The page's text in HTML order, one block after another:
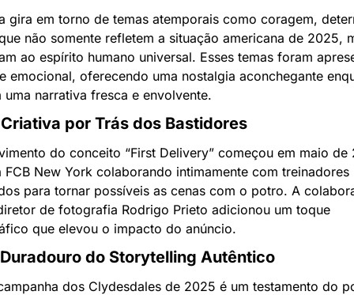
gira em torno de temas atemporais como coragem,
não somente refletem a situação americana de 2025,
ao espírito humano universal. Esses temas foram
emocional, oferecendo uma nostalgia aconchegante
uma narrativa fresca e envolvente.
por Trás dos Bastidores
do conceito “First Delivery” começou em maio de
FCB New York colaborando intimamente com treinadores
para tornar possíveis as cenas com o potro. A
de fotografia Rodrigo Prieto adicionou um toque
que elevou o impacto do anúncio.
do Storytelling Autêntico
dos Clydesdales de 2025 é um testamento do